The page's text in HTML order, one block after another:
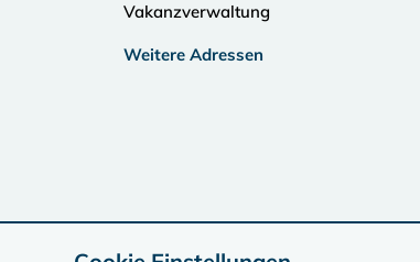
Vakanzverwaltung
Weitere Adressen